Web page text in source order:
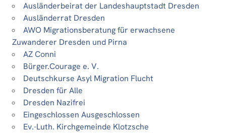
Ausländerbeirat der Landeshauptstadt Dresden
Ausländerrat Dresden
AWO Migrationsberatung für erwachsene
Zuwanderer Dresden und Pirna
AZ Conni
Bürger.Courage e. V.
Deutschkurse Asyl Migration Flucht
Dresden für Alle
Dresden Nazifrei
Eingeschlossen Ausgeschlossen
Ev.-Luth. Kirchgemeinde Klotzsche